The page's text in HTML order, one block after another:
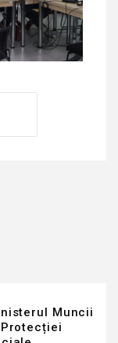
Stat al